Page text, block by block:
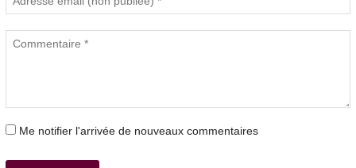
Me notifier l'arrivée de nouveaux commentaires